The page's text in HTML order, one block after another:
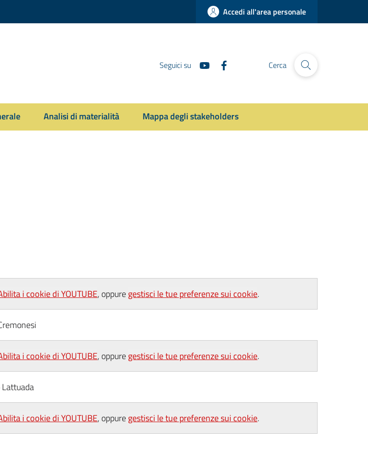
Accedi all'area personale
Seguici su Cerca
Analisi di materialità Mappa degli stakeholders
i cookie di YOUTUBE, oppuregestisci le tue preferenze sui cookie.
i cookie di YOUTUBE, oppuregestisci le tue preferenze sui cookie.
i cookie di YOUTUBE, oppuregestisci le tue preferenze sui cookie.